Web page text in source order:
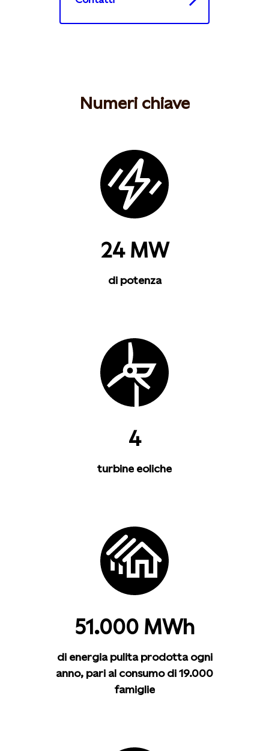
Numeri chiave
24 MW
di potenza
4
turbine eoliche
51.000 MWh
di energia pulita prodotta ogni
anno, pari al consumo di 19.000
famiglie